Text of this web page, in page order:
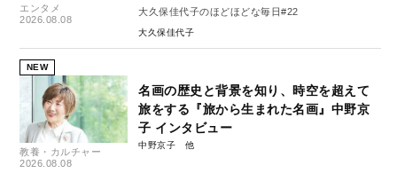
エンタメ
2026.08.08
大久保佳代子のほどほどな毎日#22
大久保佳代子
NEW
教養・カルチャー
2026.08.08
名画の歴史と背景を知り、時空を超えて
旅をする『旅から生まれた名画』中野京
子 インタビュー
中野京子